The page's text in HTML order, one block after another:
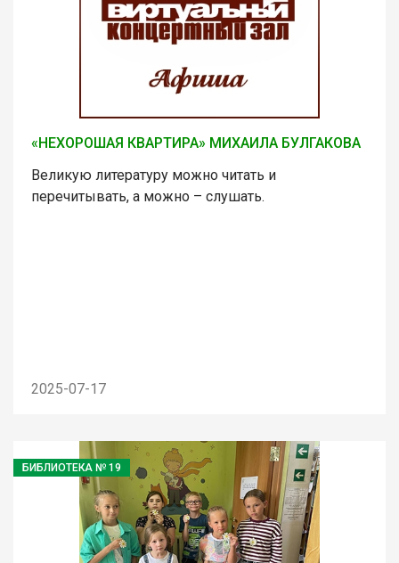
«НЕХОРОШАЯ КВАРТИРА» МИХАИЛА БУЛГАКОВА
Великую литературу можно читать и
перечитывать, а можно – слушать.
2025-07-17
БИБЛИОТЕКА № 19